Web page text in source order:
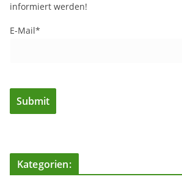
informiert werden!
E-Mail*
Kategorien: